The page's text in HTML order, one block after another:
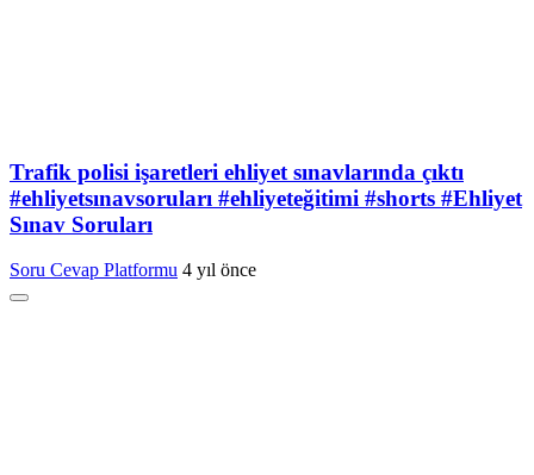
Trafik polisi işaretleri ehliyet sınavlarında çıktı
#ehliyetsınavsoruları #ehliyeteğitimi #shorts #Ehliyet
Sınav Soruları
Soru Cevap Platformu 4 yıl önce